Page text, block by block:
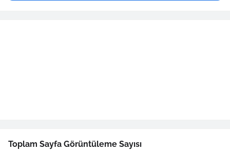
Toplam Sayfa Görüntüleme Sayısı